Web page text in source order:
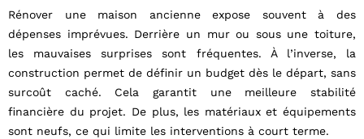
Rénover une maison ancienne expose souvent à des
dépenses imprévues. Derrière un mur ou sous une toiture,
les mauvaises surprises sont fréquentes. À l’inverse, la
construction permet de définir un budget dès le départ, sans
surcoût caché. Cela garantit une meilleure stabilité
financière du projet. De plus, les matériaux et équipements
sont neufs, ce qui limite les interventions à court terme.